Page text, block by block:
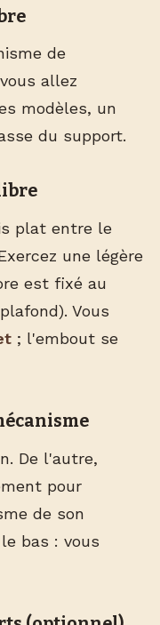
de
allez
modèles, un
du support.
plat entre le
une légère
est fixé au
Vous
; l'embout se
De l'autre,
pour
de son
bas : vous